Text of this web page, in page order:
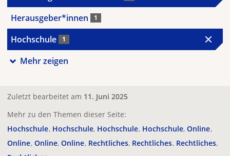
Herausgeber*innen 1
Hochschule 1
Mehr zeigen
Zuletzt bearbeitet am 11. Juni 2025
Mehr zu den Themen dieser Seite:
Hochschule Hochschule Hochschule Hochschule Online
Online Online Online Rechtliches Rechtliches Rechtliches